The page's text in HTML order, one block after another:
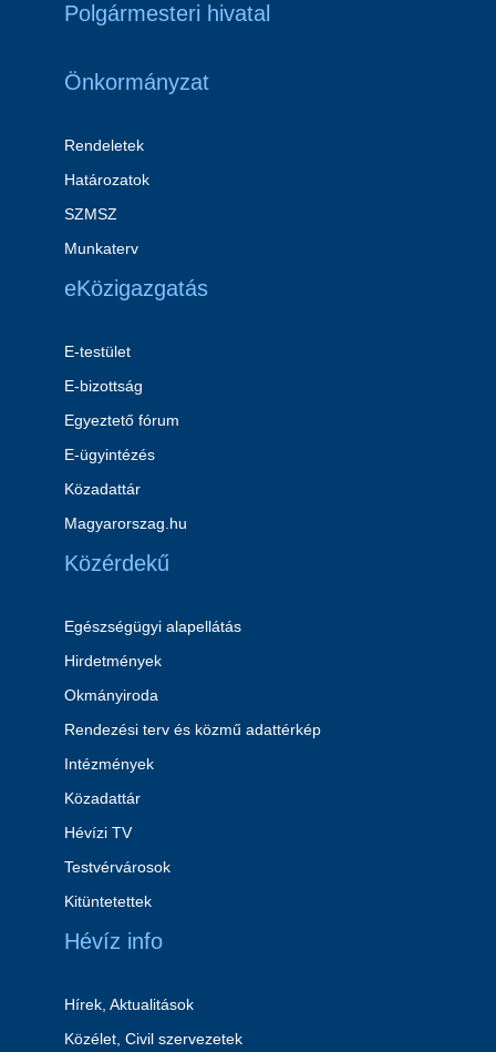
Polgármesteri hivatal
Önkormányzat
Rendeletek
Határozatok
SZMSZ
Munkaterv
eKözigazgatás
E-testület
E-bizottság
Egyeztető fórum
E-ügyintézés
Közadattár
Magyarorszag.hu
Közérdekű
Egészségügyi alapellátás
Hirdetmények
Okmányiroda
Rendezési terv és közmű adattérkép
Intézmények
Közadattár
Hévízi TV
Testvérvárosok
Kitüntetettek
Hévíz info
Hírek, Aktualitások
Közélet, Civil szervezetek